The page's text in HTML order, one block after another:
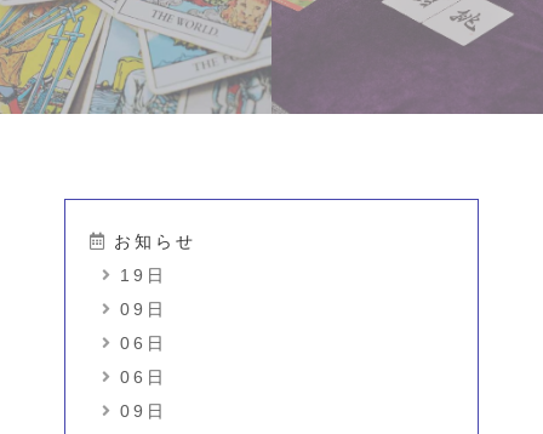
お知らせ
19日
09日
06日
06日
09日